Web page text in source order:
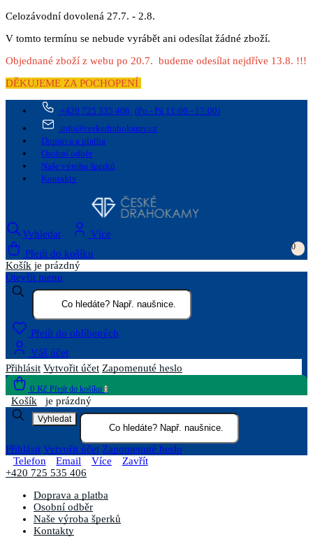
Celozávodní dovolená 27.7. - 2.8.
V tomto termínu se nebude vyrábět ani odesílat žádné zboží.
Objednané zboží z webu po 20.7. budeme odesílat nejdříve 13.8. !!!
DĚKUJEME ZA POCHOPENÍ
+420 725 535 406 (Po - Pá 11:00 - 17:00)
info@ceskedrahokamy.cz
Doprava a platba
Osobní odběr
Naše výroba šperků
Kontakty
Vyhledat
Více
Přejít do košíku
0
Košík je prázdný
Otevřít menu
Přejít do oblíbených
Váš účet
Přihlásit Vytvořit účet Zapomenuté heslo
0 Kč Přejít do košíku 0
Košík je prázdný
Vyhledat
Přihlásit Vytvořit účet Zapomenuté heslo
Telefon
Email Více
Zavřít
+420 725 535 406
Doprava a platba
Osobní odběr
Naše výroba šperků
Kontakty